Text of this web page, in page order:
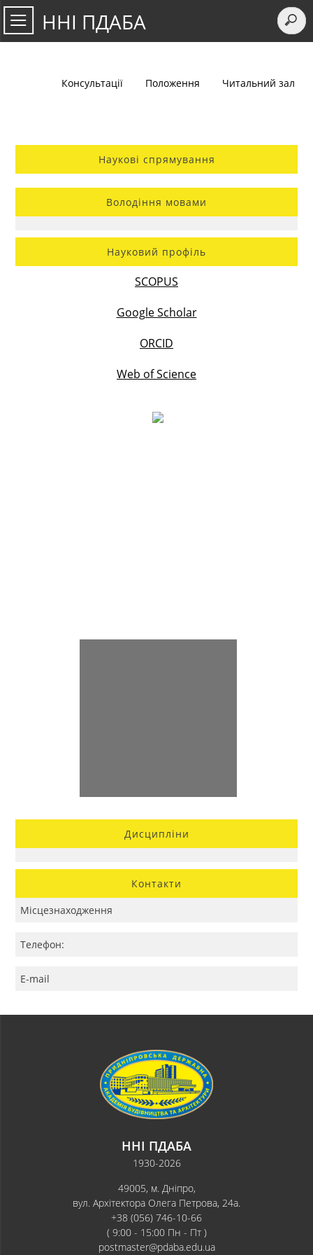
ННІ ПДАБА
Консультації Положення Читальний зал
Наукові спрямування
Володіння мовами
Науковий профіль
SCOPUS
Google Scholar
ORCID
Web of Science
Дисципліни
Контакти
Місцезнаходження
Телефон:
E-mail
ННІ ПДАБА
1930-2026
49005, м. Дніпро,
вул. Архітектора Олега Петрова, 24а.
+38 (056) 746-10-66
( 9:00 - 15:00 Пн - Пт )
postmaster@pdaba.edu.ua